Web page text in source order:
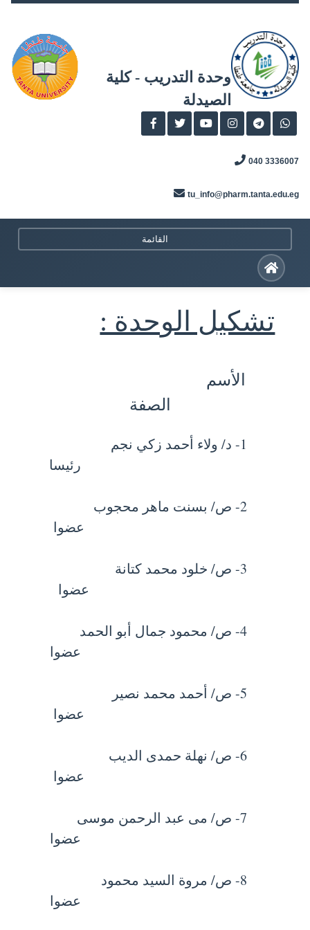
content
وحدة التدريب - كلية
الصيدلة
3336007 040
tu_info@pharm.tanta.edu.eg
القائمة
تشكيل الوحدة :
الأسم
الصفة
1- د/ ولاء أحمد زكي نجم
رئيسا
2- ص/ بسنت ماهر محجوب
عضوا
3- ص/ خلود محمد كتانة
عضوا
4- ص/ محمود جمال أبو الحمد
عضوا
5- ص/ أحمد محمد نصير
عضوا
6- ص/ نهلة حمدى الديب
عضوا
7- ص/ مى عبد الرحمن موسى
عضوا
8- ص/ مروة السيد محمود
عضوا